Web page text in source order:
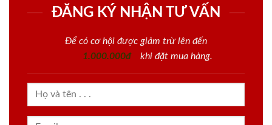
ĐĂNG KÝ NHẬN TƯ VẤN
Để có cơ hội được giảm trừ lên đến
1.000.000đ
khi đặt mua hàng.